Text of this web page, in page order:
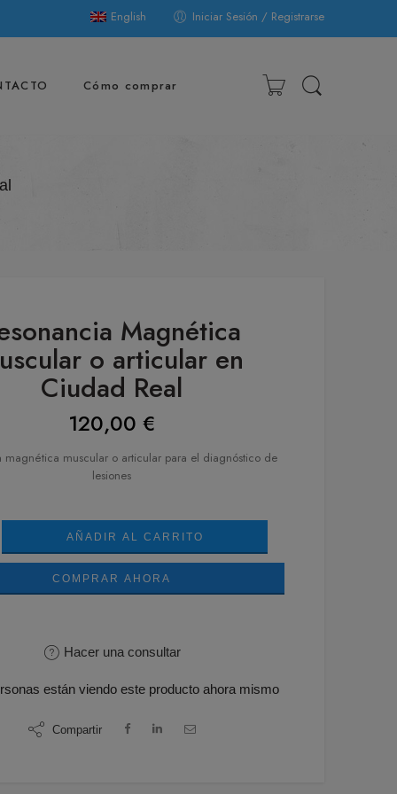
English Iniciar Sesión / Registrarse
Cómo comprar
Magnética
o articular en
Ciudad Real
120,00 €
magnética muscular o articular para el diagnóstico de
lesiones
AÑADIR AL CARRITO
COMPRAR AHORA
Hacer una consultar
están viendo este producto ahora mismo
Compartir